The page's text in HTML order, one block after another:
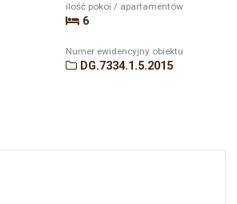
ilość pokoi / apartamentów
6
Numer ewidencyjny obiektu
DG.7334.1.5.2015